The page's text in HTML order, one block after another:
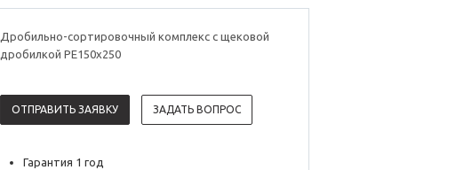
Дробильно-сортировочный комплекс с щековой
дробилкой РЕ150х250
ОТПРАВИТЬ ЗАЯВКУ ЗАДАТЬ ВОПРОС
Гарантия 1 год